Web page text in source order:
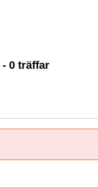
- 0 träffar